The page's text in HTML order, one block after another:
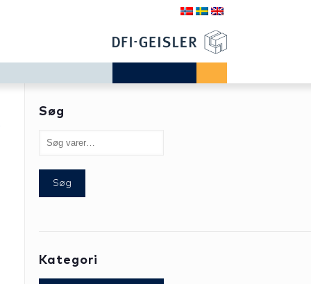
Søg
Søg
Kategori